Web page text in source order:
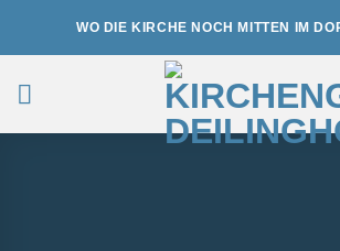
WO DIE KIRCHE NOCH MITTEN IM